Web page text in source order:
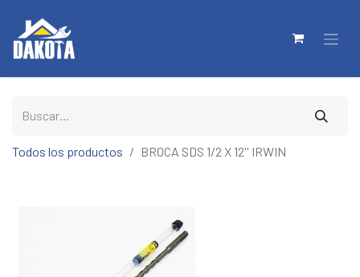
Todos los productos BROCA SDS 1/2 X 12'' IRWIN